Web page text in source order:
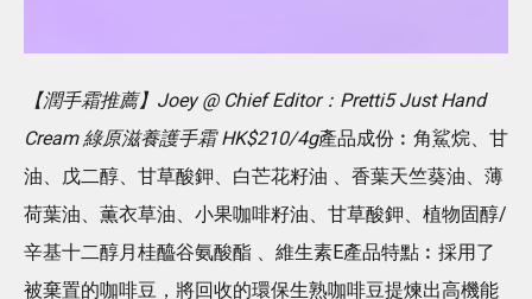
【潤手霜推薦】Joey @ Chief Editor：Pretti5 Just Hand
Cream 綠原滋養護手霜 HK$210/4g產品成份︰角鯊烷、甘
油、戊二醇、甘草酸鉀、白芒花籽油 、香葉天竺葵油、薄
荷葉油、薫衣草油、小果咖啡籽油、甘草酸鉀、植物固醇/
辛基十二醇月桂醯谷氨酸酯 、維生素E產品特點︰採用了
被棄置的咖啡豆，將回收的環保生熟咖啡豆提煉出高機能